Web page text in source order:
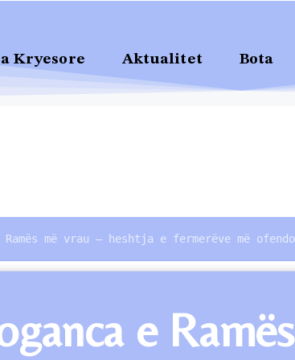
Kryesore Aktualitet Bota
më vrau – heshtja e fermerëve më
e